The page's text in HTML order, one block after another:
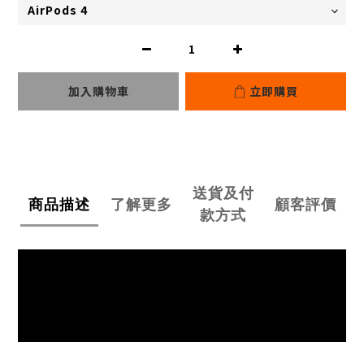
加入購物車 立即購買
商品描述 了解更多
送貨及付
款方式
顧客評價